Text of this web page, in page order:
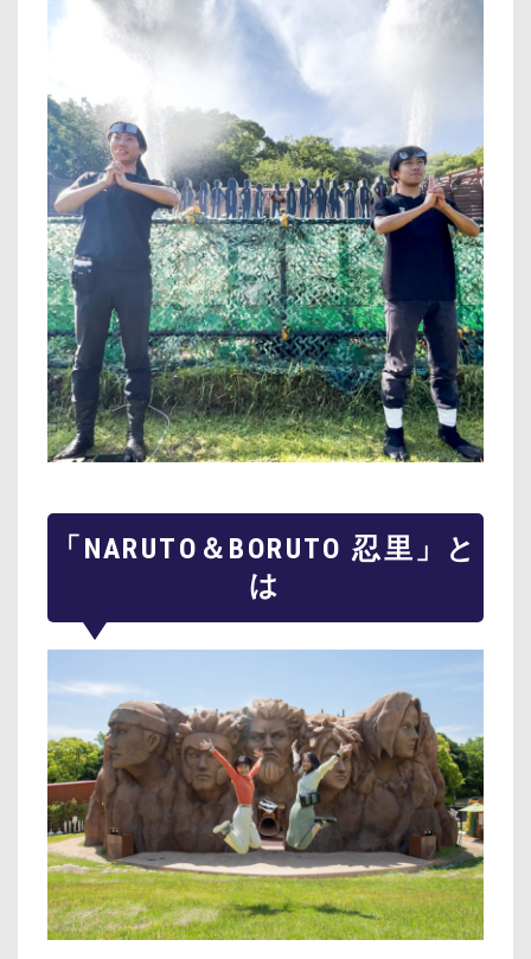
「NARUTO＆BORUTO 忍里」と
は